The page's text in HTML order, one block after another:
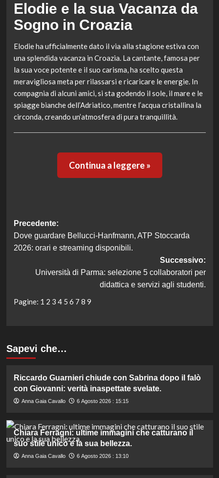
Elodie e la sua Vacanza da
Sogno in Croazia
Elodie ha ufficialmente dato il via alla stagione estiva con
una splendida vacanza in Croazia. La cantante, famosa per
la sua voce potente e il suo carisma, ha scelto questa
meravigliosa meta per rilassarsi e ricaricare le energie. In
compagnia di alcuni amici, si sta godendo il sole, il mare e le
spiagge bianche dell’Adriatico, mentre l’acqua cristallina la
circonda, creando un’atmosfera di pura tranquillità.
Continua a leggere »
Navigazione
articolo
Precedente:
Dove guardare Bellucci-Hanfmann, ATP Stoccarda
2026: orari e streaming disponibili.
Successivo:
Università di Parma: selezione 5 collaboratori per
didattica e servizi agli studenti.
Pagine: 1 2 3 4 5 6 7 8 9
Sapevi che…
Riccardo Guarnieri chiude con Sabrina dopo il falò
con Giovanni: verità inaspettate svelate.
Anna Gaia Cavallo 6 Agosto 2026 : 15:15
Chiara Ferragni: ultime immagini che catturano il
suo stile unico e la sua bellezza.
Anna Gaia Cavallo 6 Agosto 2026 : 13:10